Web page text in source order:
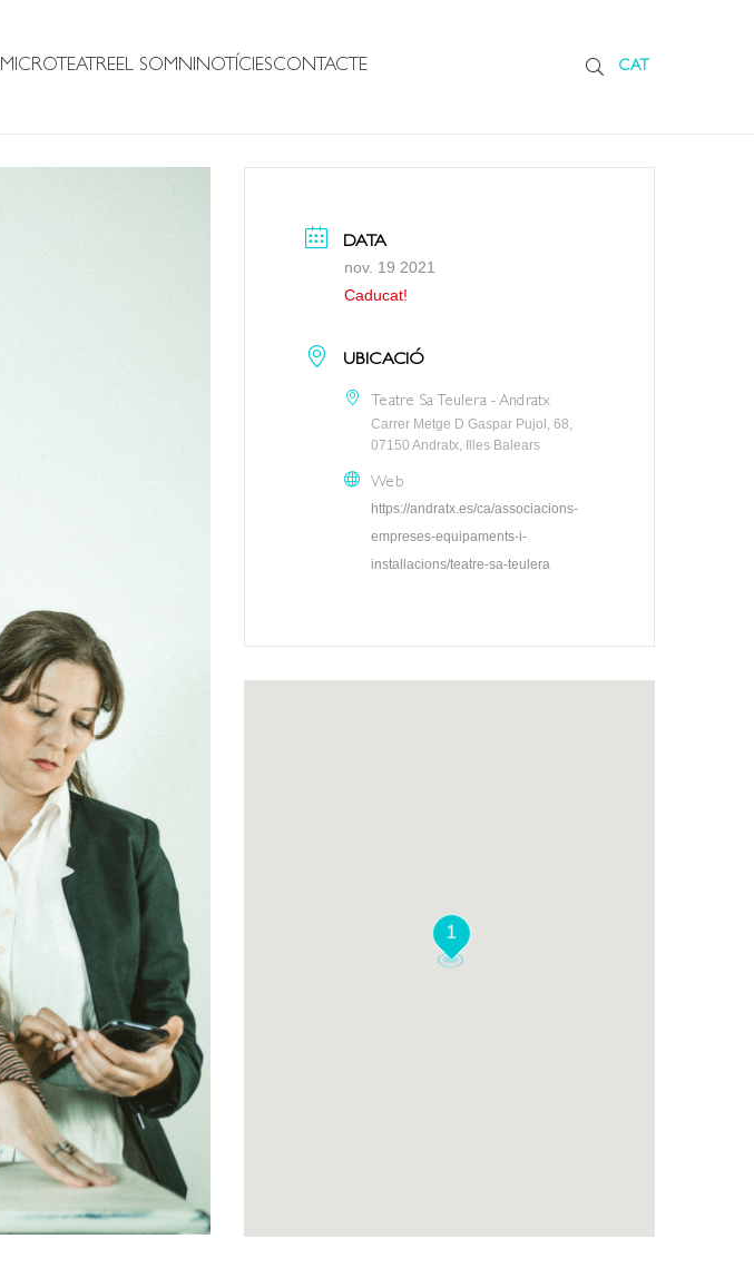
MICROTEATREEL SOMNINOTÍCIESCONTACTE CAT
DATA
nov. 19 2021
Caducat!
UBICACIÓ
Teatre Sa Teulera - Andratx
Carrer Metge D Gaspar Pujol, 68,
07150 Andratx, Illes Balears
Web
https://andratx.es/ca/associacions-
empreses-equipaments-i-
installacions/teatre-sa-teulera
1